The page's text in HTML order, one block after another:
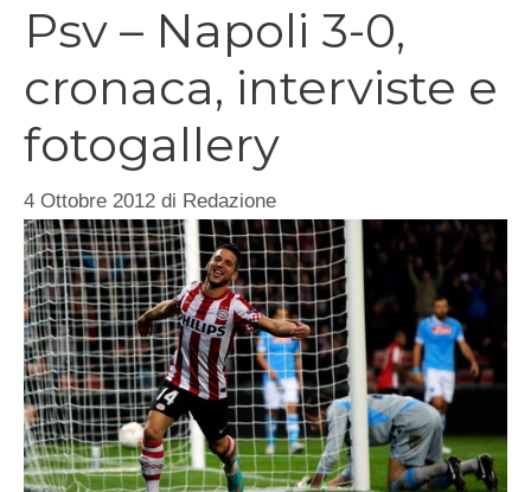
Psv – Napoli 3-0,
cronaca, interviste e
fotogallery
4 Ottobre 2012 di Redazione